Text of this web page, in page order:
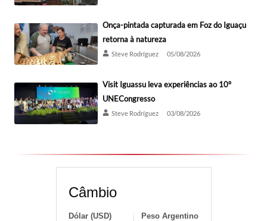
Onça-pintada capturada em Foz do Iguaçu
retorna à natureza
Steve Rodríguez 05/08/2026
Visit Iguassu leva experiências ao 10º
UNECongresso
Steve Rodríguez 03/08/2026
Câmbio
Dólar (USD) Peso Argentino